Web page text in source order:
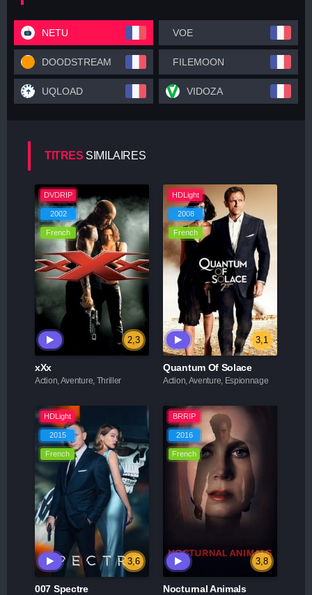
NETU VOE
DOODSTREAM FILEMOON
UQLOAD VIDOZA
TITRES SIMILAIRES
DVDRIP
2002
French
2,3
xXx
Action, Aventure, Thriller
HDLight
2008
French
3,1
Quantum Of Solace
Action, Aventure, Espionnage
HDLight
2015
French
3,6
007 Spectre
BRRIP
2016
French
3,8
Nocturnal Animals